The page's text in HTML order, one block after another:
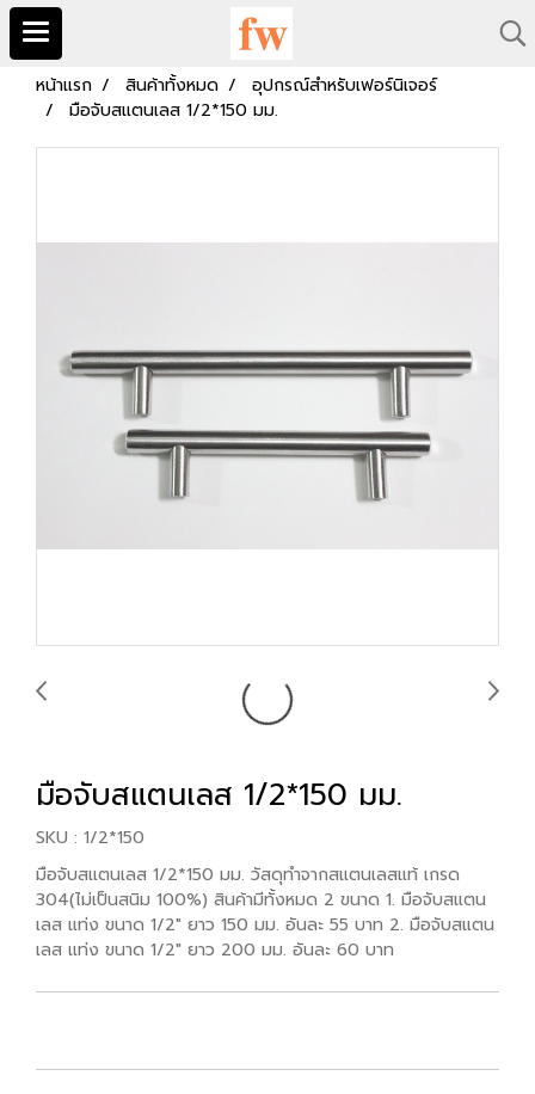
หน้าแรก สินค้าทั้งหมด
อุปกรณ์สำหรับเฟอร์นิเจอร์
มือจับสแตนเลส 1/2*150 มม.
มือจับสแตนเลส 1/2*150 มม.
SKU : 1/2*150
มือจับสแตนเลส 1/2*150 มม. วัสดุทำจากสแตนเลสแท้ เกรด
304(ไม่เป็นสนิม 100%) สินค้ามีทั้งหมด 2 ขนาด 1. มือจับสแตน
เลส แท่ง ขนาด 1/2" ยาว 150 มม. อันละ 55 บาท 2. มือจับสแตน
เลส แท่ง ขนาด 1/2" ยาว 200 มม. อันละ 60 บาท